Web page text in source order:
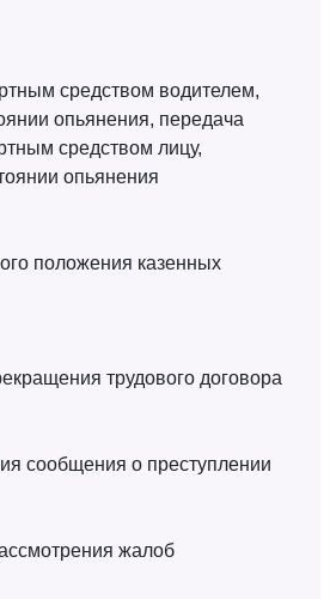
средством водителем,
опьянения, передача
средством лицу,
опьянения
положения казенных
трудового договора
сообщения о преступлении
жалоб